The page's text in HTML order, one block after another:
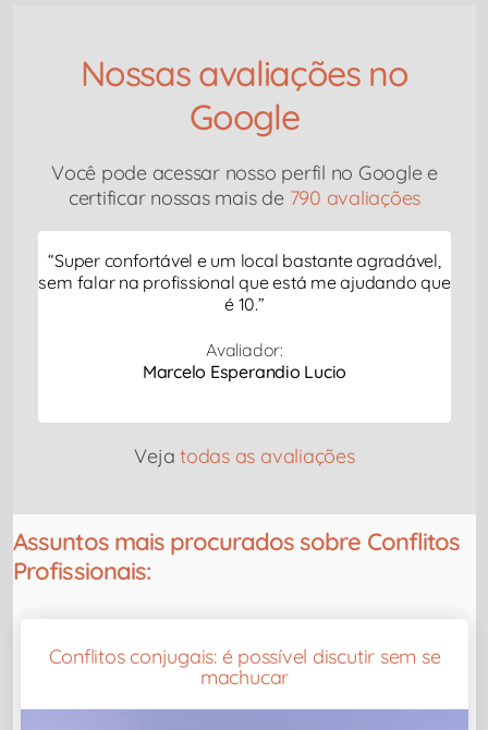
Nossas avaliações no
Google
Você pode acessar nosso perfil no Google e
certificar nossas mais de 790 avaliações
“Super confortável e um local bastante agradável,
sem falar na profissional que está me ajudando que
é 10.”
Avaliador:
Marcelo Esperandio Lucio
Vejatodas as avaliações
Assuntos mais procurados sobre Conflitos
Profissionais:
Conflitos conjugais: é possível discutir sem se
machucar